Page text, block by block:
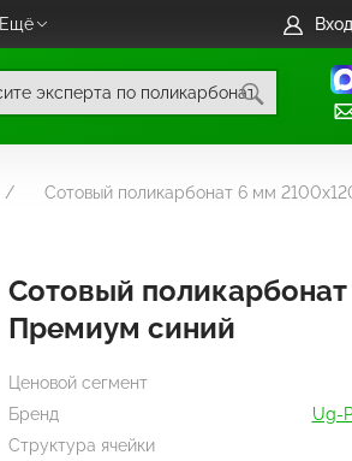
Ещё
Сотовый поликарбонат 6 мм
Сотовый
Премиум синий
Ценовой сегмент
Бренд
Ug-
Структура ячейки